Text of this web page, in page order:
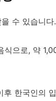
수 있습니다.
으로, 약
한국인의